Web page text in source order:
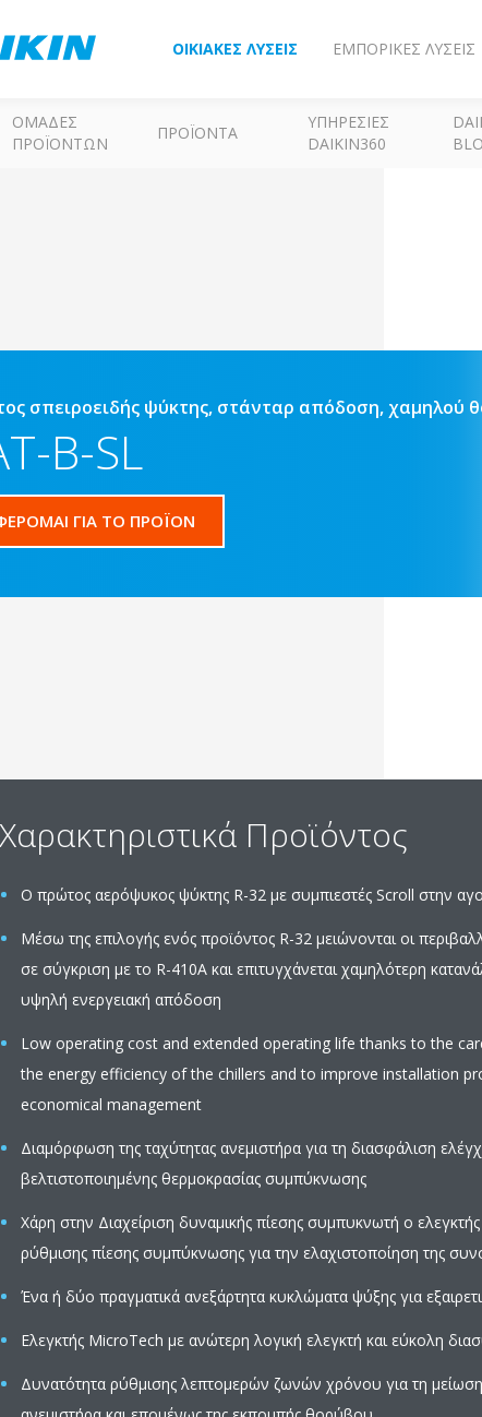
ΟΙΚΙΑΚΈΣ ΛΎΣΕΙΣ ΕΜΠΟΡΙΚΈΣ ΛΎΣΕΙΣ
ΟΜΆΔΕΣ
ΠΡΟΪΌΝΤΩΝ
ΠΡΟΪΌΝΤΑ
ΥΠΗΡΕΣΊΕΣ
DAIKIN360
σπειροειδής ψύκτης, στάνταρ απόδοση, χαμηλού
B-SL
ΓΙΑ ΤΟ ΠΡΟΪΟΝ
Χαρακτηριστικά Προϊόντος
Ο πρώτος αερόψυκος ψύκτης R-32 με συμπιεστές Scroll στην
Μέσω της επιλογής ενός προϊόντος R-32 μειώνονται οι
σε σύγκριση με το R-410A και επιτυγχάνεται χαμηλότερη
υψηλή ενεργειακή απόδοση
Low operating cost and extended operating life thanks to the
the energy efficiency of the chillers and to improve installation
economical management
Διαμόρφωση της ταχύτητας ανεμιστήρα για τη διασφάλιση
βελτιστοποιημένης θερμοκρασίας συμπύκνωσης
Χάρη στην Διαχείριση δυναμικής πίεσης συμπυκνωτή ο
ρύθμισης πίεσης συμπύκνωσης για την ελαχιστοποίηση της
Ένα ή δύο πραγματικά ανεξάρτητα κυκλώματα ψύξης για
Ελεγκτής MicroTech με ανώτερη λογική ελεγκτή και εύκολη
Δυνατότητα ρύθμισης λεπτομερών ζωνών χρόνου για τη